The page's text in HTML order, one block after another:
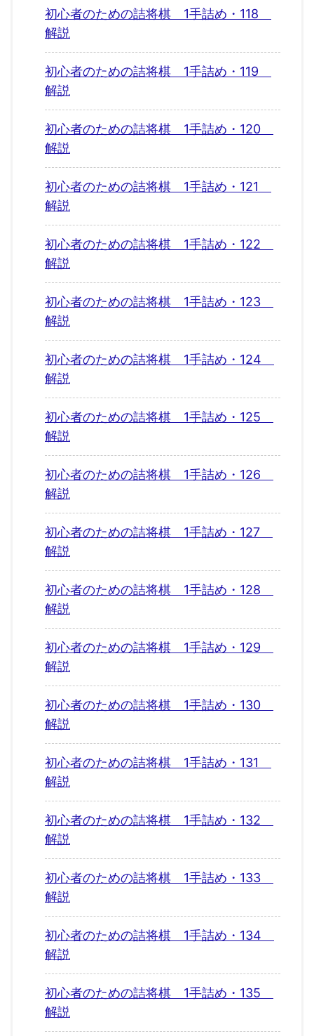
初心者のための詰将棋 1手詰め・118
解説
初心者のための詰将棋 1手詰め・119
解説
初心者のための詰将棋 1手詰め・120
解説
初心者のための詰将棋 1手詰め・121
解説
初心者のための詰将棋 1手詰め・122
解説
初心者のための詰将棋 1手詰め・123
解説
初心者のための詰将棋 1手詰め・124
解説
初心者のための詰将棋 1手詰め・125
解説
初心者のための詰将棋 1手詰め・126
解説
初心者のための詰将棋 1手詰め・127
解説
初心者のための詰将棋 1手詰め・128
解説
初心者のための詰将棋 1手詰め・129
解説
初心者のための詰将棋 1手詰め・130
解説
初心者のための詰将棋 1手詰め・131
解説
初心者のための詰将棋 1手詰め・132
解説
初心者のための詰将棋 1手詰め・133
解説
初心者のための詰将棋 1手詰め・134
解説
初心者のための詰将棋 1手詰め・135
解説